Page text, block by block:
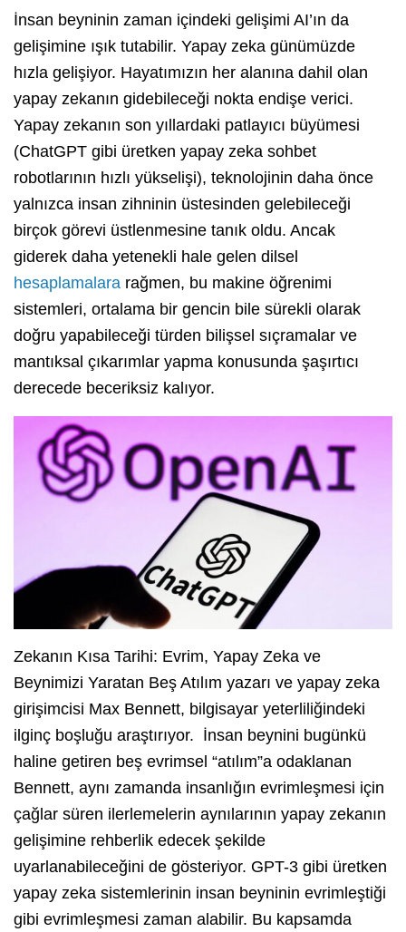
İnsan beyninin zaman içindeki gelişimi AI’ın da
gelişimine ışık tutabilir. Yapay zeka günümüzde
hızla gelişiyor. Hayatımızın her alanına dahil olan
yapay zekanın gidebileceği nokta endişe verici.
Yapay zekanın son yıllardaki patlayıcı büyümesi
(ChatGPT gibi üretken yapay zeka sohbet
robotlarının hızlı yükselişi), teknolojinin daha önce
yalnızca insan zihninin üstesinden gelebileceği
birçok görevi üstlenmesine tanık oldu. Ancak
giderek daha yetenekli hale gelen dilsel
hesaplamalara rağmen, bu makine öğrenimi
sistemleri, ortalama bir gencin bile sürekli olarak
doğru yapabileceği türden bilişsel sıçramalar ve
mantıksal çıkarımlar yapma konusunda şaşırtıcı
derecede beceriksiz kalıyor.
Zekanın Kısa Tarihi: Evrim, Yapay Zeka ve
Beynimizi Yaratan Beş Atılım yazarı ve yapay zeka
girişimcisi Max Bennett, bilgisayar yeterliliğindeki
ilginç boşluğu araştırıyor. İnsan beynini bugünkü
haline getiren beş evrimsel “atılım”a odaklanan
Bennett, aynı zamanda insanlığın evrimleşmesi için
çağlar süren ilerlemelerin aynılarının yapay zekanın
gelişimine rehberlik edecek şekilde
uyarlanabileceğini de gösteriyor. GPT-3 gibi üretken
yapay zeka sistemlerinin insan beyninin evrimleştiği
gibi evrimleşmesi zaman alabilir. Bu kapsamda